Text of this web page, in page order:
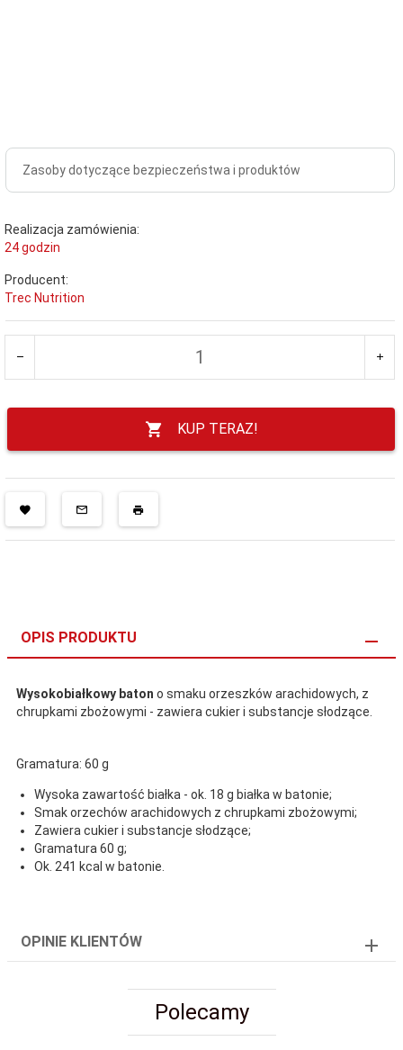
Zasoby dotyczące bezpieczeństwa i produktów
Realizacja zamówienia:
24 godzin
Producent:
Trec Nutrition
KUP TERAZ!
OPIS PRODUKTU
Wysokobiałkowy baton o smaku orzeszków arachidowych, z
chrupkami zbożowymi - zawiera cukier i substancje słodzące.
Gramatura: 60 g
Wysoka zawartość białka - ok. 18 g białka w batonie;
Smak orzechów arachidowych z chrupkami zbożowymi;
Zawiera cukier i substancje słodzące;
Gramatura 60 g;
Ok. 241 kcal w batonie.
OPINIE KLIENTÓW
Polecamy